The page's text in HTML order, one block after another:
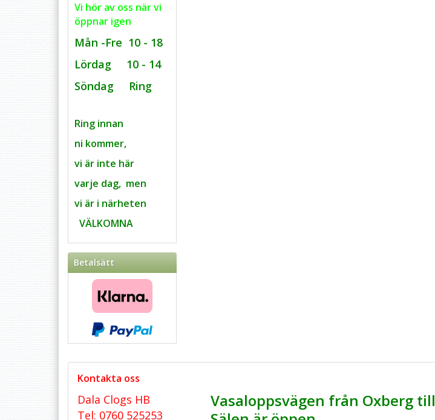
Vi hör av oss när vi
öppnar igen
Mån -Fre 10 - 18
Lördag 10 - 14
Söndag Ring
Ring innan
ni kommer,
vi är inte här
varje dag, men
vi är i närheten
VÄLKOMNA
Betalsätt
Kontakta oss
Dala Clogs HB
Tel: 0760 525253
Vasaloppsvägen från Oxberg till